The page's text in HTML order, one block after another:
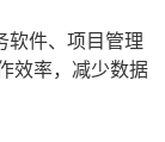
软件、项目管理
效率，减少数据